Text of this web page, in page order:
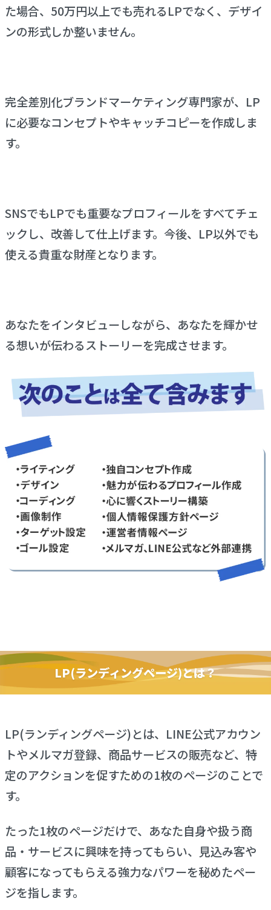
た場合、50万円以上でも売れるLPでなく、デザイ
ンの形式しか整いません。
完全差別化ブランドマーケティング専門家が、LP
に必要なコンセプトやキャッチコピーを作成しま
す。
SNSでもLPでも重要なプロフィールをすべてチェ
ックし、改善して仕上げます。今後、LP以外でも
使える貴重な財産となります。
あなたをインタビューしながら、あなたを輝かせ
る想いが伝わるストーリーを完成させます。
LP(ランディングページ)とは？
LP(ランディングページ)とは、LINE公式アカウン
トやメルマガ登録、商品サービスの販売など、特
定のアクションを促すための1枚のページのことで
す。
たった1枚のページだけで、あなた自身や扱う商
品・サービスに興味を持ってもらい、見込み客や
顧客になってもらえる強力なパワーを秘めたペー
ジを指します。